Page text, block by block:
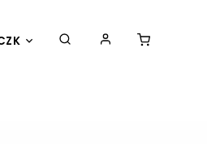
BESTSELLER OBLEČENÍ